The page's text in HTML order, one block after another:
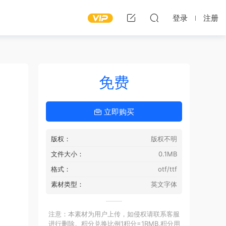
登录 注册
免费
立即购买
版权：
版权不明
文件大小：
0.1MB
格式：
otf/ttf
素材类型：
英文字体
注意：本素材为用户上传，如侵权请联系客服
进行删除。积分兑换比例1积分=1RMB,积分用